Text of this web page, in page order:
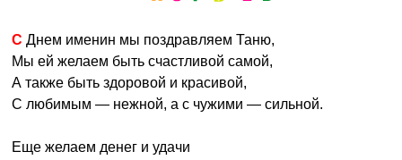
С Днем именин мы поздравляем Таню,
Мы ей желаем быть счастливой самой,
А также быть здоровой и красивой,
С любимым — нежной, а с чужими — сильной.
Еще желаем денег и удачи